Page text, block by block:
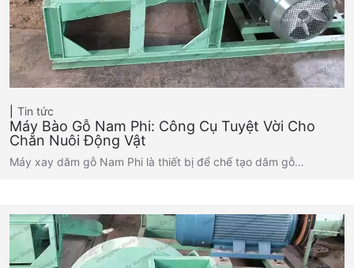
Tin tức
Máy Bào Gỗ Nam Phi: Công Cụ Tuyệt Vời Cho
Chăn Nuôi Động Vật
Máy xay dăm gỗ Nam Phi là thiết bị để chế tạo dăm gỗ…